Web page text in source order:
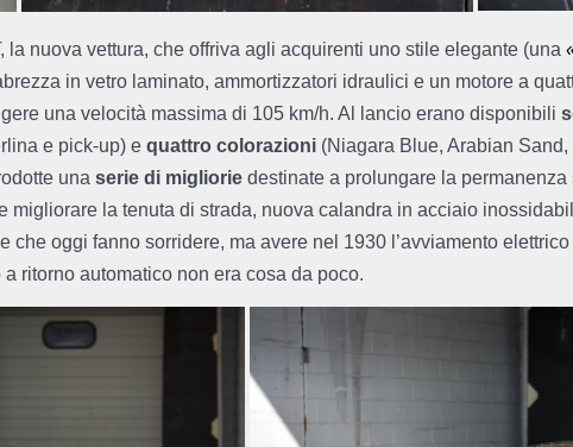
nuova vettura, che offriva agli acquirenti uno stile elegante (una
in vetro laminato, ammortizzatori idraulici e un motore a
una velocità massima di 105 km/h. Al lancio erano disponibili
e pick-up) e quattro colorazioni (Niagara Blue, Arabian
una serie di migliorie destinate a prolungare la
la tenuta di strada, nuova calandra in acciaio
che oggi fanno sorridere, ma avere nel 1930 l’avviamento
ritorno automatico non era cosa da poco.